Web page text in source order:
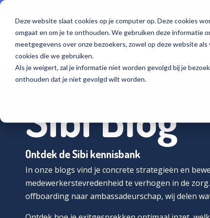
Deze website slaat cookies op je computer op. Deze cookies
omgaat en om je te onthouden. We gebruiken deze informatie
meetgegevens over onze bezoekers, zowel op deze website als
cookies die we gebruiken.
Als je weigert, zal je informatie niet worden gevolgd bij je
onthouden dat je niet gevolgd wilt worden.
Skip
main
content.
Oplossingen
Software voor onboarding
Hét intranet, specifiek voor de zorg
Software voor een modern MTO
Voor wie
Communicatie professional
Op naar de beste employee experience
ICT professional
Voorkom vroegtijdige uitstroom in de zorg
Events
Interessante kennis over het behoud van
Waarom Sibi
Succesverhalen van onze klanten
Sibi Blog
Ontdek de Sibi kennisbank
In onze blogs vind je concrete strategieën en
medewerkerstevredenheid te verhogen in de
offboarding naar ambassadeurschap, wij delen